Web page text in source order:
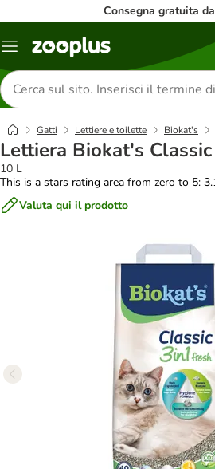
Consegna gratuita
Overview
Cerca
prodotti
Gatti Lettiere e toilette Biokat's
Lettiera Biokat's
10 L
This is a stars rating area from zero to 5:
Valuta qui il prodotto